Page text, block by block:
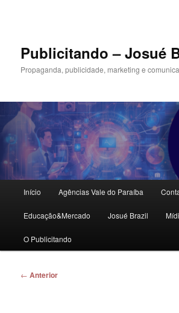
principalPublicitando – Josué
Propaganda, publicidade, marketing e
principal
Início Agências Vale do Paraíba
Educação&Mercado Josué Brazil
O Publicitando
Navegação
← Anterior